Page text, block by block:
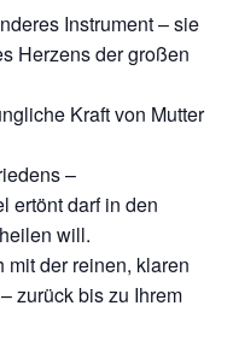
Instrument – sie
Herzens der großen
Kraft von Mutter
–
ertönt darf in den
will.
der reinen, klaren
zurück bis zu Ihrem